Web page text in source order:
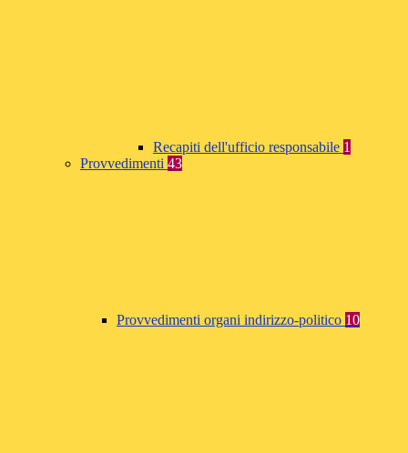
Recapiti dell'ufficio responsabile 1
Provvedimenti 43
Provvedimenti organi indirizzo-politico 10